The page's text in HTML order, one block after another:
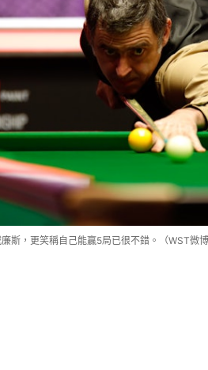
斯，更笑稱自己能贏5局已很不錯。（WST微博